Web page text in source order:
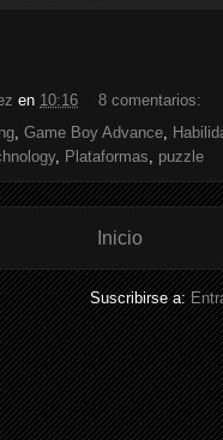
en 10:16
8 comentarios:
Game Boy Advance
, Plataformas puzzle
Inicio
Suscribirse a: